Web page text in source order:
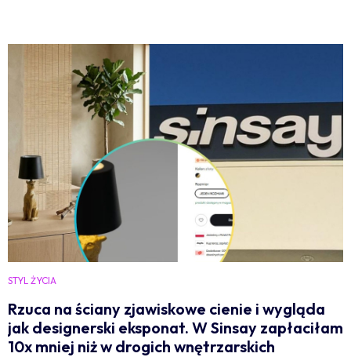
STYL ŻYCIA
Rzuca na ściany zjawiskowe cienie i wygląda
jak designerski eksponat. W Sinsay zapłaciłam
10x mniej niż w drogich wnętrzarskich